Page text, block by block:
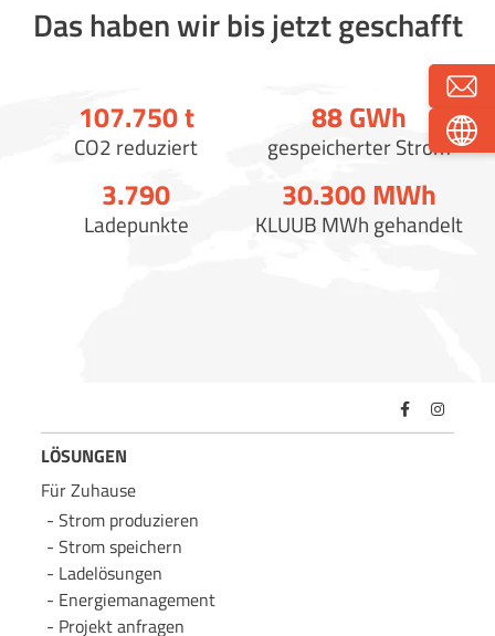
Das haben wir bis jetzt geschafft
107.750t
CO2 reduziert
88GWh
gespeicherter Strom
3.790
Ladepunkte
30.300MWh
KLUUB MWh gehandelt
LÖSUNGEN
Für Zuhause
Strom produzieren
Strom speichern
Lade­lösungen
Energie­management
Projekt anfragen